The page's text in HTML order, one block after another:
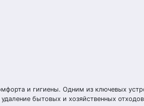
и гигиены. Одним из ключевых
бытовых и хозяйственных